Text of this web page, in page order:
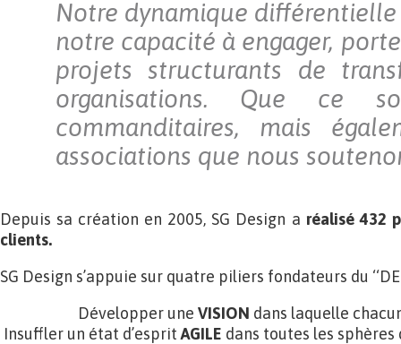
Notre dynamique
notre capacité à engager,
projets structurants de
organisations. Que ce
commanditaires, mais
associations que nous
Depuis sa création en 2005, SG Design a réalisé 432
clients.
SG Design s’appuie sur quatre piliers fondateurs du
Développer une VISION dans laquelle
Insuffler un état d’espritAGILE dans toutes les sphères